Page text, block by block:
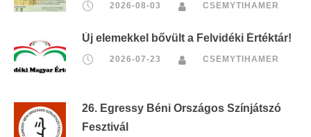
2026-08-03 CSEMYTIHAMER
Új elemekkel bővült a Felvidéki Értéktár!
2026-07-23 CSEMYTIHAMER
26. Egressy Béni Országos Színjátszó
Fesztivál